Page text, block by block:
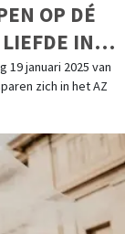
OP DÉ
IN
19 januari 2025 van
zich in het AZ